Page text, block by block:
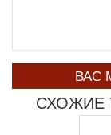
ВАС
СХОЖИЕ